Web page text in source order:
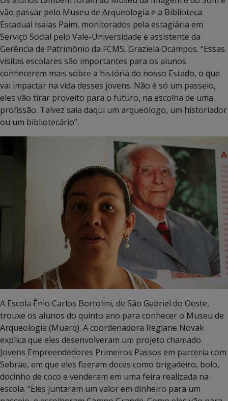
vão passar pelo Museu de Arqueologia e a Biblioteca
Estadual Isaias Paim, monitorados pela estagiária em
Serviço Social pelo Vale-Universidade e assistente da
Gerência de Patrimônio da FCMS, Graziela Ocampos. “Essas
visitas escolares são importantes para os alunos
conhecerem mais sobre a história do nosso Estado, o que
vai impactar na vida desses jovens. Não é só um passeio,
eles vão tirar proveito para o futuro, na escolha de uma
profissão. Talvez saia daqui um arqueólogo, um historiador
ou um bibliotecário”.
A Escola Ênio Carlos Bortolini, de São Gabriel do Oeste,
trouxe os alunos do quinto ano para conhecer o Museu de
Arqueologia (Muarq). A coordenadora Regiane Novak
explica que eles desenvolveram um projeto chamado
Jovens Empreendedores Primeiros Passos em parceria com
Sebrae, em que eles fizeram doces como brigadeiro, bolo,
docinho de coco e venderam em uma feira realizada na
escola. “Eles juntaram um valor em dinheiro para um